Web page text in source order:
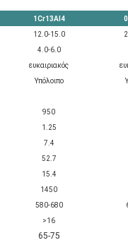
1Cr13Al4
12.0-15.0
4.0-6.0
ευκαιριακός
Υπόλοιπο
950
1.25
7.4
52.7
15.4
1450
580-680
>16
65-75